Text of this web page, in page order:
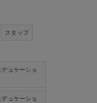
スタッフ
ュケーショ
ュケーショ